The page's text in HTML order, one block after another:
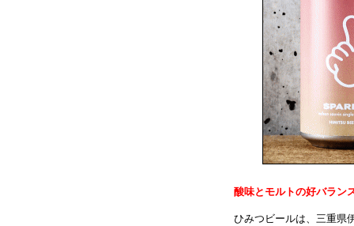
酸味とモルトの好バラン
ひみつビールは、三重県